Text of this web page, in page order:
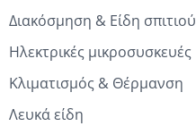
Διακόσμηση & Είδη σπιτιού
Ηλεκτρικές μικροσυσκευές
Κλιματισμός & Θέρμανση
Λευκά είδη